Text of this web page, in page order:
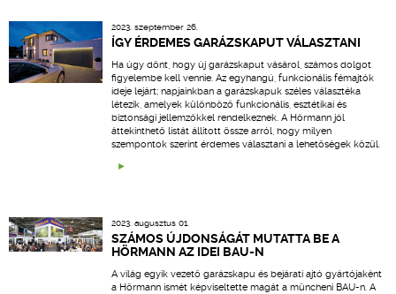
2023. szeptember 26.
ÍGY ÉRDEMES GARÁZSKAPUT VÁLASZTANI
Ha úgy dönt, hogy új garázskaput vásárol, számos dolgot
figyelembe kell vennie. Az egyhangú, funkcionális fémajtók
ideje lejárt; napjainkban a garázskapuk széles választéka
létezik, amelyek különböző funkcionális, esztétikai és
biztonsági jellemzőkkel rendelkeznek. A Hörmann jól
áttekinthető listát állított össze arról, hogy milyen
szempontok szerint érdemes választani a lehetőségek közül.
2023. augusztus 01.
SZÁMOS ÚJDONSÁGÁT MUTATTA BE A
HÖRMANN AZ IDEI BAU-N
A világ egyik vezető garázskapu és bejárati ajtó gyártójaként
a Hörmann ismét képviseltette magát a müncheni BAU-n. A